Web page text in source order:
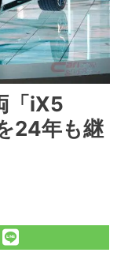
「iX5
24年も継